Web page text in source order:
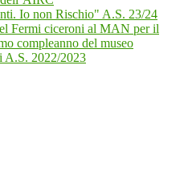
Io non Rischio" A.S. 23/24
Fermi ciceroni al MAN per il
compleanno del museo
A.S. 2022/2023